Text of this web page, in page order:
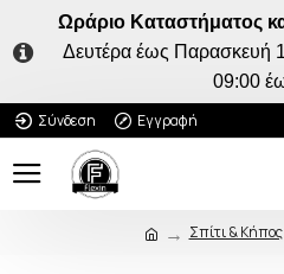
Ωράριο Καταστήματος
Δευτέρα έως Παρασκευή
09:00
Σύνδεση
Εγγραφή
Σπίτι & Κήπος